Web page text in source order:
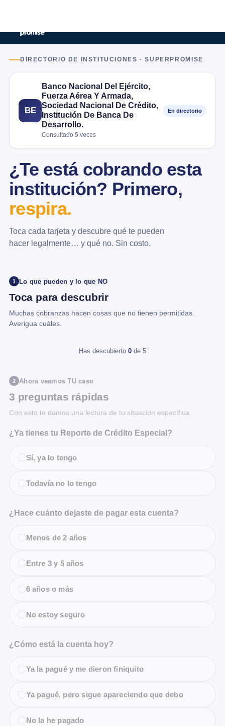
DIRECTORIO DE INSTITUCIONES · SUPERPROMISE
BE
Banco Nacional Del Ejército,
Fuerza Aérea Y Armada,
Sociedad Nacional De Crédito,
Institución De Banca De
Desarrollo.
Consultado 5 veces
En directorio
¿Te está cobrando esta
institución? Primero,
respira.
Toca cada tarjeta y descubre qué te pueden
hacer legalmente… y qué no. Sin costo.
1 Lo que pueden y lo que NO
Toca para descubrir
Muchas cobranzas hacen cosas que no tienen permitidas.
Averigua cuáles.
Has descubierto 0 de 5
2 Ahora veamos TU caso
3 preguntas rápidas
Con esto te damos una lectura de tu situación específica.
¿Ya tienes tu Reporte de Crédito Especial?
Sí, ya lo tengo
Todavía no lo tengo
¿Hace cuánto dejaste de pagar esta cuenta?
Menos de 2 años
Entre 3 y 5 años
6 años o más
No estoy seguro
¿Cómo está la cuenta hoy?
Ya la pagué y me dieron finiquito
Ya pagué, pero sigue apareciendo que debo
No la he pagado